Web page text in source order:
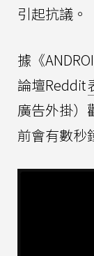
引起抗議。
據《
論壇Reddit
廣告外掛）
前會有數秒